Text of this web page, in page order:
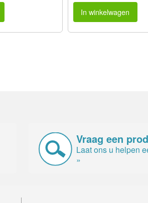
In winkelwagen
Vraag een
Laat ons u helpen
»